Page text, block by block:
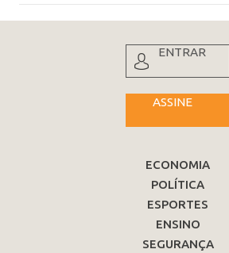
ENTRAR
ASSINE
ECONOMIA
POLÍTICA
ESPORTES
ENSINO
SEGURANÇA